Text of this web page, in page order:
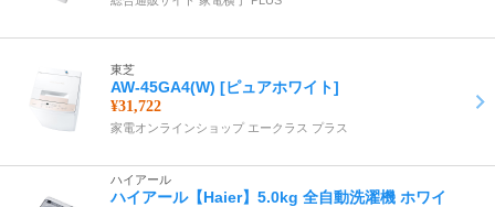
東芝
AW-45GA4(W) [ピュアホワイト]
¥31,722
家電オンラインショップ エークラス プラス
ハイアール
ハイアール【Haier】5.0kg 全自動洗濯機 ホワイ